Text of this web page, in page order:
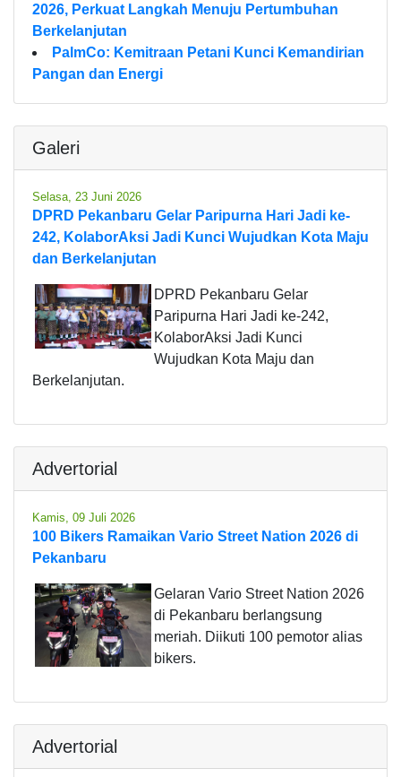
2026, Perkuat Langkah Menuju Pertumbuhan
Berkelanjutan
PalmCo: Kemitraan Petani Kunci Kemandirian
Pangan dan Energi
Galeri
Selasa, 23 Juni 2026
DPRD Pekanbaru Gelar Paripurna Hari Jadi ke-
242, KolaborAksi Jadi Kunci Wujudkan Kota Maju
dan Berkelanjutan
DPRD Pekanbaru Gelar
Paripurna Hari Jadi ke-242,
KolaborAksi Jadi Kunci
Wujudkan Kota Maju dan
Berkelanjutan.
Advertorial
Kamis, 09 Juli 2026
100 Bikers Ramaikan Vario Street Nation 2026 di
Pekanbaru
Gelaran Vario Street Nation 2026
di Pekanbaru berlangsung
meriah. Diikuti 100 pemotor alias
bikers.
Advertorial